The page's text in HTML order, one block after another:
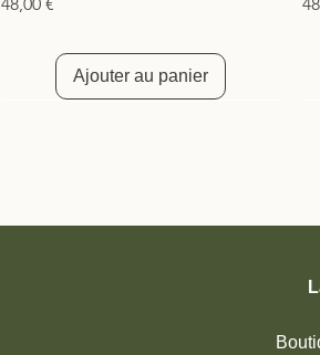
Ajouter au panier